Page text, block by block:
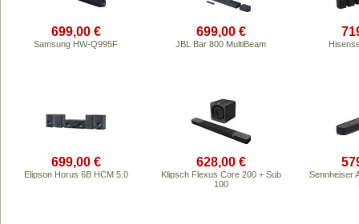
699,00 €
Samsung HW-Q995F
699,00 €
JBL Bar 800 MultiBeam
699,00 €
Elipson Horus 6B HCM 5.0
628,00 €
Klipsch Flexus Core 200 + Sub
100
Sennheiser